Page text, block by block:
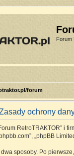
Forum
forum
ochrony
RetroTRAKTOR” i
„phpBB
sposoby. Po